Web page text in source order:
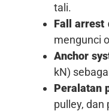
tali.
Fall arrest
mengunci
Anchor
kN)
Peralatan
pulley, dan